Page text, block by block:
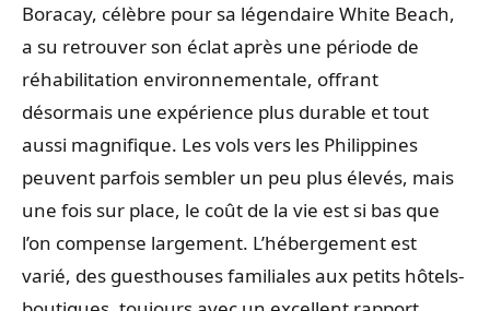
Boracay, célèbre pour sa légendaire White Beach,
a su retrouver son éclat après une période de
réhabilitation environnementale, offrant
désormais une expérience plus durable et tout
aussi magnifique. Les vols vers les Philippines
peuvent parfois sembler un peu plus élevés, mais
une fois sur place, le coût de la vie est si bas que
l’on compense largement. L’hébergement est
varié, des guesthouses familiales aux petits hôtels-